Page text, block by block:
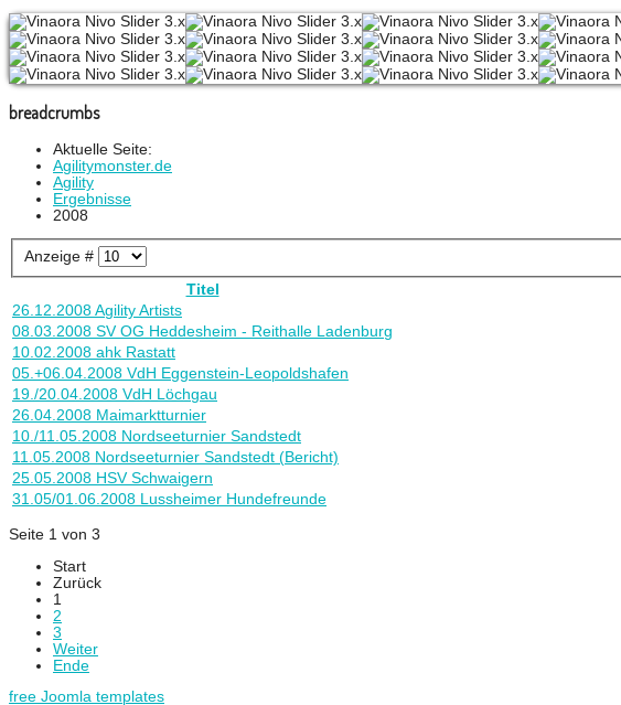
breadcrumbs
Aktuelle Seite:
Agilitymonster.de
Agility
Ergebnisse
2008
Anzeige #
Titel
26.12.2008 Agility Artists
08.03.2008 SV OG Heddesheim - Reithalle Ladenburg
10.02.2008 ahk Rastatt
05.+06.04.2008 VdH Eggenstein-Leopoldshafen
19./20.04.2008 VdH Löchgau
26.04.2008 Maimarktturnier
10./11.05.2008 Nordseeturnier Sandstedt
11.05.2008 Nordseeturnier Sandstedt (Bericht)
25.05.2008 HSV Schwaigern
31.05/01.06.2008 Lussheimer Hundefreunde
Seite 1 von 3
Start
Zurück
1
2
3
Weiter
Ende
free Joomla templates